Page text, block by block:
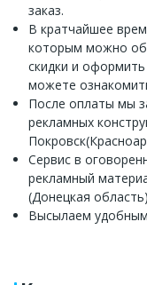
заказ.
В кратчайшее
которым можно
скидки и
можете
После оплаты мы
рекламных
Сервис в
рекламный
(Донецкая
Высылаем